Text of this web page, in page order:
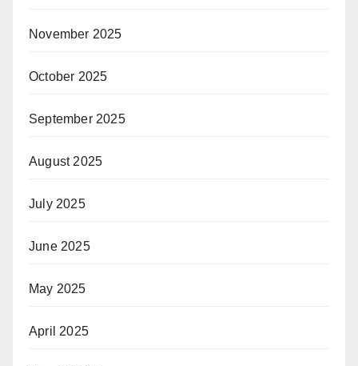
November 2025
October 2025
September 2025
August 2025
July 2025
June 2025
May 2025
April 2025